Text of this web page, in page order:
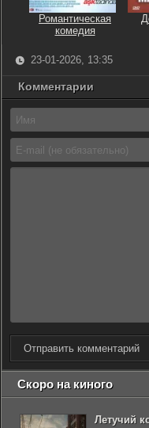
Романтическая
комедия
23-01-2026, 13:35
Комментарии
Отправить комментарий
Скоро на киного
Летучий